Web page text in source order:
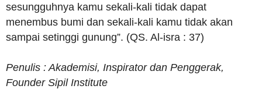
sesungguhnya kamu sekali-kali tidak dapat
menembus bumi dan sekali-kali kamu tidak akan
sampai setinggi gunung”. (QS. Al-isra : 37)
Penulis : Akademisi, Inspirator dan Penggerak,
Founder Sipil Institute